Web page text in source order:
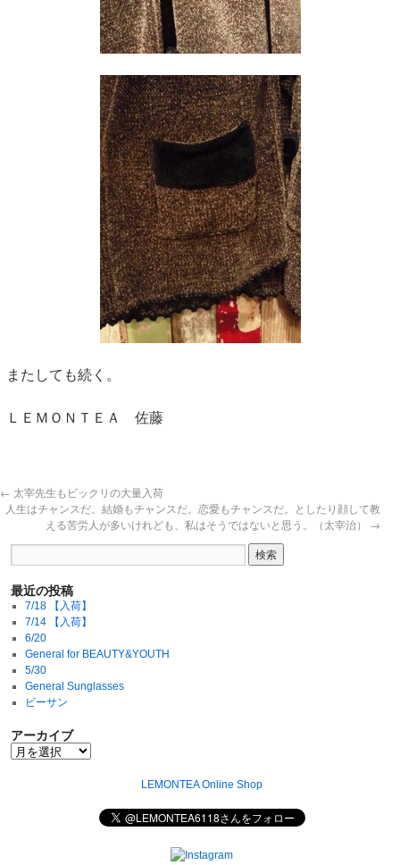
またしても続く。
ＬＥＭＯＮＴＥＡ 佐藤
← 太宰先生もビックリの大量入荷
人生はチャンスだ。結婚もチャンスだ。恋愛もチャンスだ。としたり顔して教
える苦労人が多いけれども、私はそうではないと思う。（太宰治） →
最近の投稿
7/18 【入荷】
7/14 【入荷】
6/20
General for BEAUTY&YOUTH
5/30
General Sunglasses
ビーサン
アーカイブ
LEMONTEA Online Shop